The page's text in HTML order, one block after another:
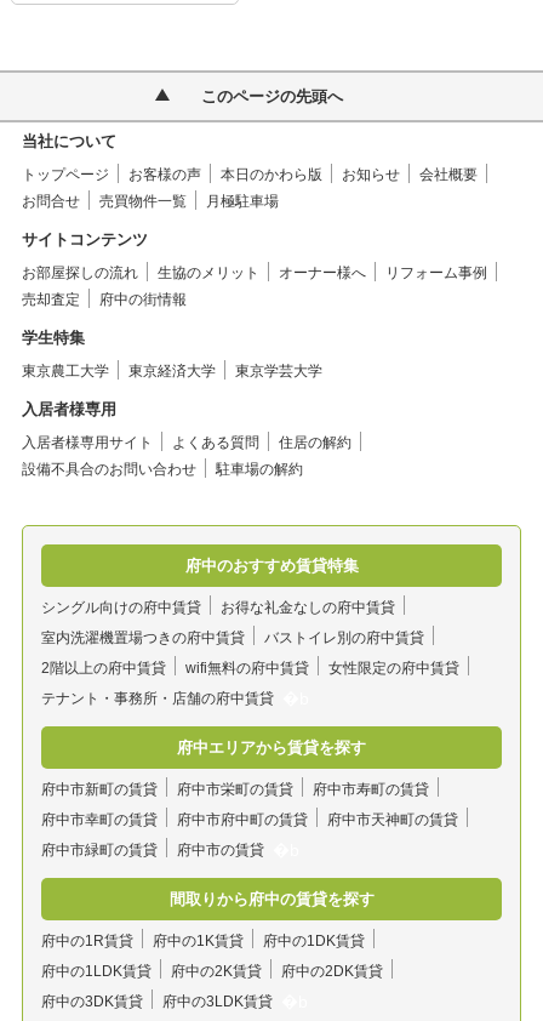
このページの先頭へ
当社について
トップページ お客様の声 本日のかわら版 お知らせ
会社概要
お問合せ
売買物件一覧 月極駐車場
サイトコンテンツ
お部屋探しの流れ 生協のメリット オーナー様へ
リフォーム事例
売却査定
府中の街情報
学生特集
東京農工大学 東京経済大学 東京学芸大学
入居者様専用
入居者様専用サイト よくある質問
住居の解約
設備不具合のお問い合わせ
駐車場の解約
府中のおすすめ賃貸特集
シングル向けの府中賃貸
お得な礼金なしの府中賃貸
室内洗濯機置場つきの府中賃貸
バストイレ別の府中賃貸
2階以上の府中賃貸
wifi無料の府中賃貸
女性限定の府中賃貸
テナント・事務所・店舗の府中賃貸
府中エリアから賃貸を探す
府中市新町の賃貸 府中市栄町の賃貸
府中市寿町の賃貸
府中市幸町の賃貸
府中市府中町の賃貸
府中市天神町の賃貸
府中市緑町の賃貸
府中市の賃貸
間取りから府中の賃貸を探す
府中の1R賃貸 府中の1K賃貸
府中の1DK賃貸
府中の1LDK賃貸
府中の2K賃貸
府中の2DK賃貸
府中の3DK賃貸
府中の3LDK賃貸